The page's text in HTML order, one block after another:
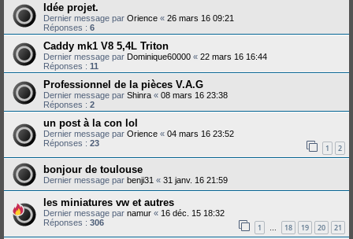
Idée projet.
Dernier message par Orience « 26 mars 16 09:21
Réponses : 6
Caddy mk1 V8 5,4L Triton
Dernier message par Dominique60000 « 22 mars 16 16:44
Réponses : 11
Professionnel de la pièces V.A.G
Dernier message par Shinra « 08 mars 16 23:38
Réponses : 2
un post à la con lol
Dernier message par Orience « 04 mars 16 23:52
Réponses : 23 1 2
bonjour de toulouse
Dernier message par benji31 « 31 janv. 16 21:59
les miniatures vw et autres
Dernier message par namur « 16 déc. 15 18:32
Réponses : 306 1 … 18 19 20 21